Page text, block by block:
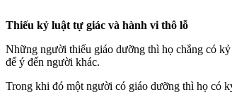
Thiếu kỷ luật tự giác và hành vi thô lỗ
Những người thiếu giáo dưỡng thì họ chẳng có
để ý đến người khác.
Trong khi đó một người có giáo dưỡng thì họ có